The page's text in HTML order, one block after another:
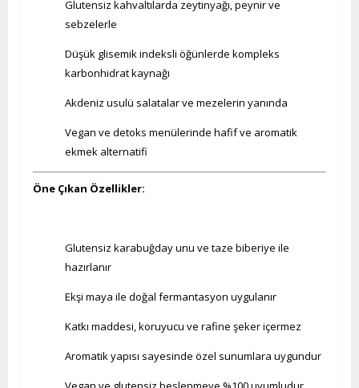
Glutensiz kahvaltılarda zeytinyağı, peynir ve
sebzelerle
Düşük glisemik indeksli öğünlerde kompleks
karbonhidrat kaynağı
Akdeniz usulü salatalar ve mezelerin yanında
Vegan ve detoks menülerinde hafif ve aromatik
ekmek alternatifi
Öne Çıkan Özellikler:
Glutensiz karabuğday unu ve taze biberiye ile
hazırlanır
Ekşi maya ile doğal fermantasyon uygulanır
Katkı maddesi, koruyucu ve rafine şeker içermez
Aromatik yapısı sayesinde özel sunumlara uygundur